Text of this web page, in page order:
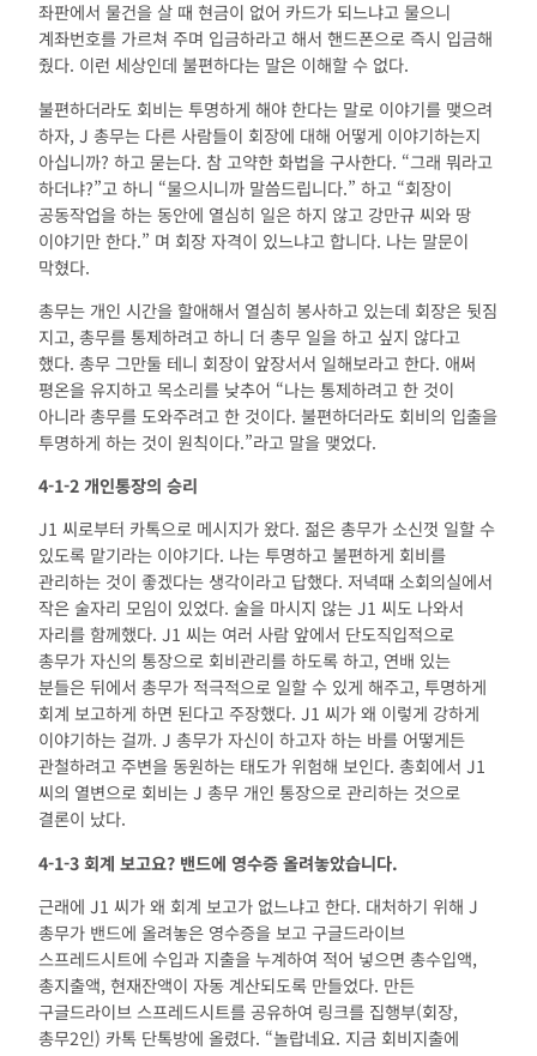
좌판에서 물건을 살 때 현금이 없어 카드가 되느냐고 물으니
계좌번호를 가르쳐 주며 입금하라고 해서 핸드폰으로 즉시 입금해
줬다. 이런 세상인데 불편하다는 말은 이해할 수 없다.
불편하더라도 회비는 투명하게 해야 한다는 말로 이야기를 맺으려
하자, J 총무는 다른 사람들이 회장에 대해 어떻게 이야기하는지
아십니까? 하고 묻는다. 참 고약한 화법을 구사한다. “그래 뭐라고
하더냐?”고 하니 “물으시니까 말씀드립니다.” 하고 “회장이
공동작업을 하는 동안에 열심히 일은 하지 않고 강만규 씨와 땅
이야기만 한다.” 며 회장 자격이 있느냐고 합니다. 나는 말문이
막혔다.
총무는 개인 시간을 할애해서 열심히 봉사하고 있는데 회장은 뒷짐
지고, 총무를 통제하려고 하니 더 총무 일을 하고 싶지 않다고
했다. 총무 그만둘 테니 회장이 앞장서서 일해보라고 한다. 애써
평온을 유지하고 목소리를 낮추어 “나는 통제하려고 한 것이
아니라 총무를 도와주려고 한 것이다. 불편하더라도 회비의 입출을
투명하게 하는 것이 원칙이다.”라고 말을 맺었다.
4-1-2개인통장의 승리
J1 씨로부터 카톡으로 메시지가 왔다. 젊은 총무가 소신껏 일할 수
있도록 맡기라는 이야기다. 나는 투명하고 불편하게 회비를
관리하는 것이 좋겠다는 생각이라고 답했다. 저녁때 소회의실에서
작은 술자리 모임이 있었다. 술을 마시지 않는 J1 씨도 나와서
자리를 함께했다. J1 씨는 여러 사람 앞에서 단도직입적으로
총무가 자신의 통장으로 회비관리를 하도록 하고, 연배 있는
분들은 뒤에서 총무가 적극적으로 일할 수 있게 해주고, 투명하게
회계 보고하게 하면 된다고 주장했다. J1 씨가 왜 이렇게 강하게
이야기하는 걸까. J 총무가 자신이 하고자 하는 바를 어떻게든
관철하려고 주변을 동원하는 태도가 위험해 보인다. 총회에서 J1
씨의 열변으로 회비는 J 총무 개인 통장으로 관리하는 것으로
결론이 났다.
4-1-3회계 보고요? 밴드에 영수증 올려놓았습니다.
근래에 J1 씨가 왜 회계 보고가 없느냐고 한다. 대처하기 위해 J
총무가 밴드에 올려놓은 영수증을 보고 구글드라이브
스프레드시트에 수입과 지출을 누계하여 적어 넣으면 총수입액,
총지출액, 현재잔액이 자동 계산되도록 만들었다. 만든
구글드라이브 스프레드시트를 공유하여 링크를 집행부(회장,
총무2인) 카톡 단톡방에 올렸다. “놀랍네요. 지금 회비지출에